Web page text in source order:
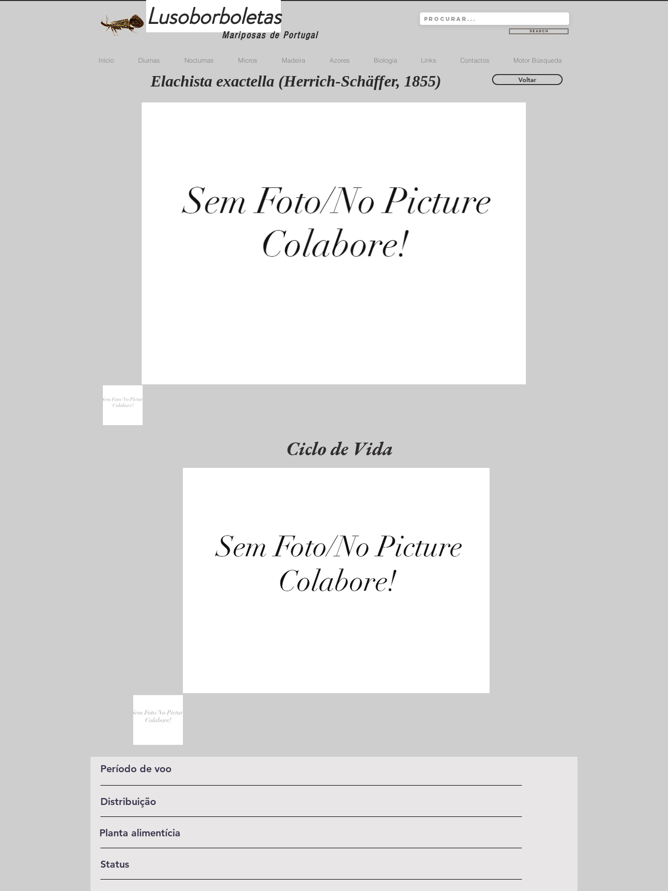
Lusoborboletas
Mariposas de Portugal Search
Início Diurnas Nocturnas Micros Madeira Azores Biologia Links Contactos Motor Búsqueda
Elachista exactella (Herrich-Schäffer, 1855) Voltar
Ciclo de Vida
Período de voo
Distribuição
Planta alimentícia
Status